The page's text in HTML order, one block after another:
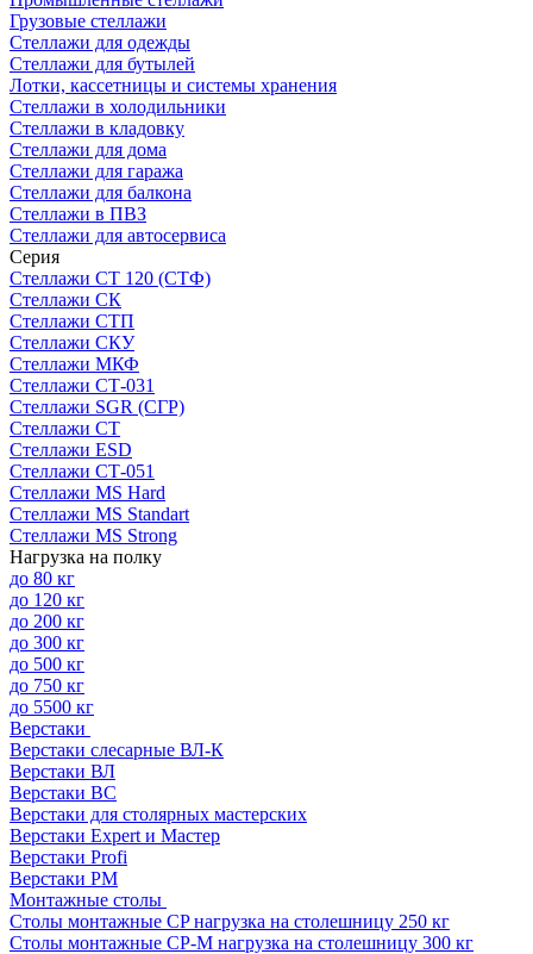
Грузовые стеллажи
Стеллажи для одежды
Стеллажи для бутылей
Лотки, кассетницы и системы хранения
Стеллажи в холодильники
Стеллажи в кладовку
Стеллажи для дома
Стеллажи для гаража
Стеллажи для балкона
Стеллажи в ПВЗ
Стеллажи для автосервиса
Серия
Стеллажи СТ 120 (СТФ)
Стеллажи СК
Стеллажи СТП
Стеллажи СКУ
Стеллажи МКФ
Стеллажи СТ-031
Стеллажи SGR (СГР)
Стеллажи СТ
Стеллажи ESD
Стеллажи СТ-051
Стеллажи MS Hard
Стеллажи MS Standart
Стеллажи MS Strong
Нагрузка на полку
до 80 кг
до 120 кг
до 200 кг
до 300 кг
до 500 кг
до 750 кг
до 5500 кг
Верстаки
Верстаки слесарные ВЛ-К
Верстаки ВЛ
Верстаки ВС
Верстаки для столярных мастерских
Верстаки Expert и Мастер
Верстаки Profi
Верстаки РМ
Монтажные столы
Столы монтажные СP нагрузка на столешницу 250 кг
Столы монтажные СР-М нагрузка на столешницу 300 кг